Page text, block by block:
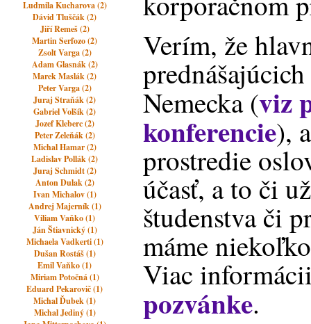
Ludmila Kucharova (2)
Dávid Tluščák (2)
Jiří Remeš (2)
Martin Serfozo (2)
Zsolt Varga (2)
Adam Glasnák (2)
Marek Maslák (2)
Peter Varga (2)
Juraj Straňák (2)
Gabriel Volšík (2)
Jozef Kleberc (2)
Peter Zeleňák (2)
Michal Hamar (2)
Ladislav Pollák (2)
Juraj Schmidt (2)
Anton Dulak (2)
Ivan Michalov (1)
Andrej Majerník (1)
Viliam Vaňko (1)
Ján Štiavnický (1)
Michaela Vadkerti (1)
Dušan Rostáš (1)
Emil Vaňko (1)
Miriam Potočná (1)
Eduard Pekarovič (1)
Michal Ďubek (1)
Michal Jediný (1)
Verím, že
Nemecka (viz
konferencie),
prostredie
účasť, a to či
študenstva či
máme
Viac
pozvánke.